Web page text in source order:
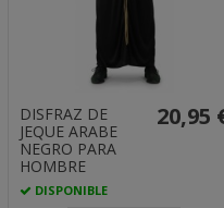
DISFRAZ DE
JEQUE ARABE
NEGRO PARA
HOMBRE
DISPONIBLE
20,95